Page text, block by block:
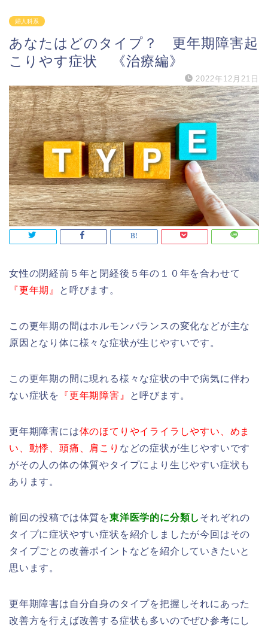
婦人科系
あなたはどのタイプ？ 更年期障害起
こりやす症状 《治療編》
2022年12月21日
女性の閉経前５年と閉経後５年の１０年を合わせて
『更年期』
と呼びます。
この更年期の間はホルモンバランスの変化などが主な
原因となり体に様々な症状が生じやすいです。
この更年期の間に現れる様々な症状の中で病気に伴わ
ない症状を
『更年期障害』 と呼びます。
更年期障害には体のほてりやイライラしやすい、めま
い、動悸、頭痛、肩こり などの症状が生じやすいです
がその人の体の体質やタイプにより生じやすい症状も
あります。
前回の投稿では体質を東洋医学的に分類し それぞれの
タイプに症状やすい症状を紹介しましたが今回はその
タイプごとの改善ポイントなどを紹介していきたいと
思います。
更年期障害は自分自身のタイプを把握しそれにあった
改善方を行えば改善する症状も多いのでぜひ参考にし